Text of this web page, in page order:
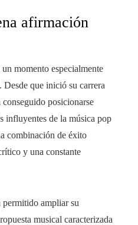
afirmación
momento especialmente
que inició su carrera
posicionarse
influyentes de la música pop
combinación de éxito
y una constante
permitido ampliar su
musical caracterizada